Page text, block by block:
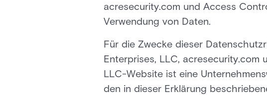
acresecurity.com und Access
Verwendung von Daten.
Für die Zwecke dieser
Enterprises, LLC, acresecurity.com
LLC-Website ist eine
den in dieser Erklärung